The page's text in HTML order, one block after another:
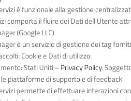
è funzionale alla gestione
comporta il fluire dei Dati dell'Utente
(Google LLC)
è un servizio di gestione dei tag
Cookie e Dati di utilizzo.
Stati Uniti –Privacy Policy.
piattaforme di supporto e di feedback
permette di effettuare interazioni